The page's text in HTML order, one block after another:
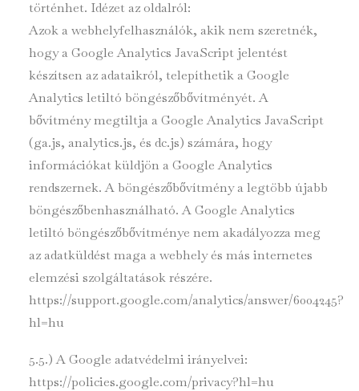
történhet. Idézet az oldalról:
Azok a webhelyfelhasználók, akik nem szeretnék,
hogy a Google Analytics JavaScript jelentést
készítsen az adataikról, telepíthetik a Google
Analytics letiltó böngészőbővítményét. A
bővítmény megtiltja a Google Analytics JavaScript
(ga.js, analytics.js, és dc.js) számára, hogy
információkat küldjön a Google Analytics
rendszernek. A böngészőbővítmény a legtöbb újabb
böngészőbenhasználható. A Google Analytics
letiltó böngészőbővítménye nem akadályozza meg
az adatküldést maga a webhely és más internetes
elemzési szolgáltatások részére.
https://support.google.com/analytics/answer/6004245?
hl=hu
5.5.) A Google adatvédelmi irányelvei:
https://policies.google.com/privacy?hl=hu